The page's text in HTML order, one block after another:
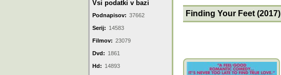
Vsi podatki v bazi
Podnapisov: 37662
Serij: 14583
Filmov: 23079
Dvd: 1861
Hd: 14893
Finding Your Feet (2017)